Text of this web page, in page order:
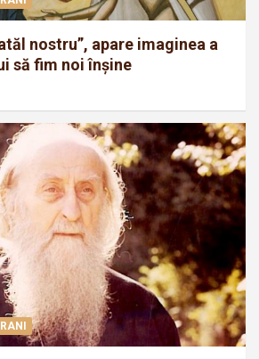
nostru”, apare imaginea a
să fim noi înșine